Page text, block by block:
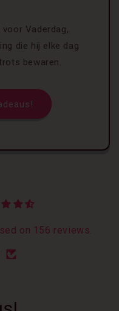
Vaderdag,
die hij elke dag
bewaren.
on 156 reviews.